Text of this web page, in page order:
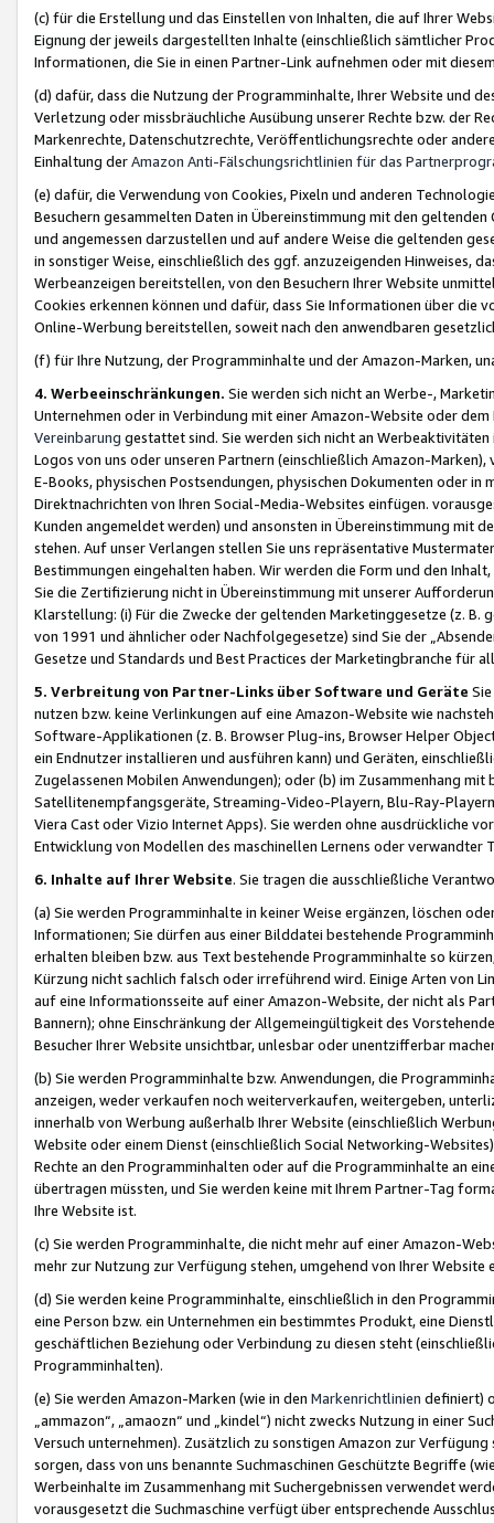
(c) für die Erstellung und das Einstellen von Inhalten, die auf Ihrer
Eignung der jeweils dargestellten Inhalte (einschließlich sämtlicher
Informationen, die Sie in einen Partner-Link aufnehmen oder mit
(d) dafür, dass die Nutzung der Programminhalte, Ihrer Website und
Verletzung oder missbräuchliche Ausübung unserer Rechte bzw. der
Markenrechte, Datenschutzrechte, Veröffentlichungsrechte oder
Einhaltung derAmazon Anti-Fälschungsrichtlinien für das
(e) dafür, die Verwendung von Cookies, Pixeln und anderen
Besuchern gesammelten Daten in Übereinstimmung mit den
und angemessen darzustellen und auf andere Weise die geltenden
in sonstiger Weise, einschließlich des ggf. anzuzeigenden Hinweises,
Werbeanzeigen bereitstellen, von den Besuchern Ihrer Website
Cookies erkennen können und dafür, dass Sie Informationen über die
Online-Werbung bereitstellen, soweit nach den anwendbaren
(f) für Ihre Nutzung, der Programminhalte und der Amazon-Marken,
4. Werbeeinschränkungen. Sie werden sich nicht an Werbe-,
Unternehmen oder in Verbindung mit einer Amazon-Website oder
Vereinbarung gestattet sind. Sie werden sich nicht an
Logos von uns oder unseren Partnern (einschließlich Amazon-
E-Books, physischen Postsendungen, physischen Dokumenten oder in
Direktnachrichten von Ihren Social-Media-Websites einfügen.
Kunden angemeldet werden) und ansonsten in Übereinstimmung mit
stehen. Auf unser Verlangen stellen Sie uns repräsentative
Bestimmungen eingehalten haben. Wir werden die Form und den
Sie die Zertifizierung nicht in Übereinstimmung mit unserer
Klarstellung: (i) Für die Zwecke der geltenden Marketinggesetze (z. B.
von 1991 und ähnlicher oder Nachfolgegesetze) sind Sie der
Gesetze und Standards und Best Practices der Marketingbranche für
5. Verbreitung von Partner-Links über Software und Geräte
nutzen bzw. keine Verlinkungen auf eine Amazon-Website wie
Software-Applikationen (z. B. Browser Plug-ins, Browser Helper
ein Endnutzer installieren und ausführen kann) und Geräten,
Zugelassenen Mobilen Anwendungen); oder (b) im Zusammenhang
Satellitenempfangsgeräte, Streaming-Video-Playern, Blu-Ray-
Viera Cast oder Vizio Internet Apps). Sie werden ohne ausdrückliche
Entwicklung von Modellen des maschinellen Lernens oder
6. Inhalte auf Ihrer Website. Sie tragen die ausschließliche
(a) Sie werden Programminhalte in keiner Weise ergänzen, löschen
Informationen; Sie dürfen aus einer Bilddatei bestehende
erhalten bleiben bzw. aus Text bestehende Programminhalte so
Kürzung nicht sachlich falsch oder irreführend wird. Einige Arten von
auf eine Informationsseite auf einer Amazon-Website, der nicht als
Bannern); ohne Einschränkung der Allgemeingültigkeit des
Besucher Ihrer Website unsichtbar, unlesbar oder unentzifferbar
(b) Sie werden Programminhalte bzw. Anwendungen, die
anzeigen, weder verkaufen noch weiterverkaufen, weitergeben,
innerhalb von Werbung außerhalb Ihrer Website (einschließlich
Website oder einem Dienst (einschließlich Social Networking-
Rechte an den Programminhalten oder auf die Programminhalte an
übertragen müssten, und Sie werden keine mit Ihrem Partner-Tag
Ihre Website ist.
(c) Sie werden Programminhalte, die nicht mehr auf einer Amazon-
mehr zur Nutzung zur Verfügung stehen, umgehend von Ihrer
(d) Sie werden keine Programminhalte, einschließlich in den
eine Person bzw. ein Unternehmen ein bestimmtes Produkt, eine
geschäftlichen Beziehung oder Verbindung zu diesen steht
Programminhalten).
(e) Sie werden Amazon-Marken (wie in den Markenrichtlinien definiert)
„ammazon“, „amaozn“ und „kindel“) nicht zwecks Nutzung in einer
Versuch unternehmen). Zusätzlich zu sonstigen Amazon zur
sorgen, dass von uns benannte Suchmaschinen Geschützte Begriffe
Werbeinhalte im Zusammenhang mit Suchergebnissen verwendet
vorausgesetzt die Suchmaschine verfügt über entsprechende